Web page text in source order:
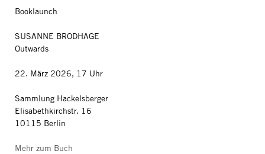
Booklaunch
SUSANNE BRODHAGE
Outwards
22. März 2026, 17 Uhr
Sammlung Hackelsberger
Elisabethkirchstr. 16
10115 Berlin
Mehr zum Buch